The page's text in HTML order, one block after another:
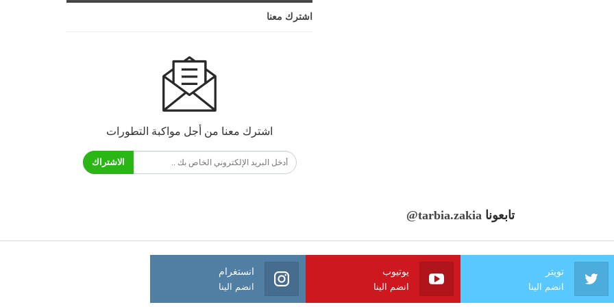
اشترك معنا
اشترك معنا من أجل مواكبة التطورات
الاشتراك
تابعونا @tarbia.zakia
تويتر
انضم الينا
يوتيوب
انضم الينا
انستغرام
انضم الينا